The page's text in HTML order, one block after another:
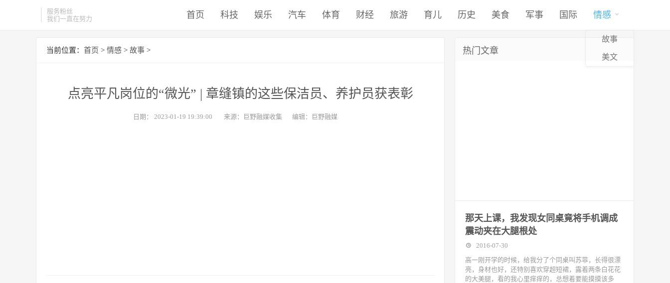
服务粉丝
我们一直在努力
首页 科技 娱乐 汽车 体育 财经 旅游 育儿 历史 美食 军事 国际 情感
故事
美文
当前位置： 首页 > 情感 > 故事 >
点亮平凡岗位的“微光” | 章缝镇的这些保洁员、养护员获表彰
日期： 2023-01-19 19:39:00 来源：巨野融媒收集 编辑：巨野融媒
热门文章
那天上课，我发现女同桌竟将手机调成
震动夹在大腿根处
2016-07-30
高一刚开学的时候，给我分了个同桌叫苏菲，长得很漂
亮，身材也好，还特别喜欢穿超短裙，露着两条白花花
的大美腿，看的我心里痒痒的，总想着要能摸摸该多